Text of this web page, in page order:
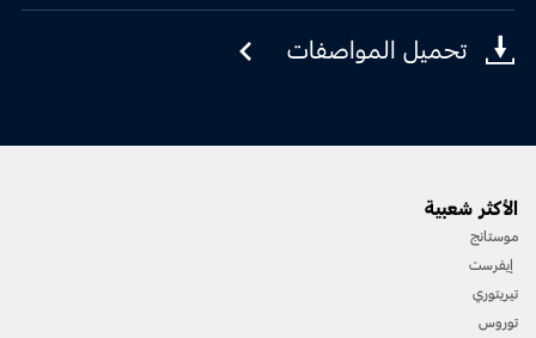
تحميل المواصفات
الأكثر شعبية
موستانج
إيفرست
تيريتوري
توروس